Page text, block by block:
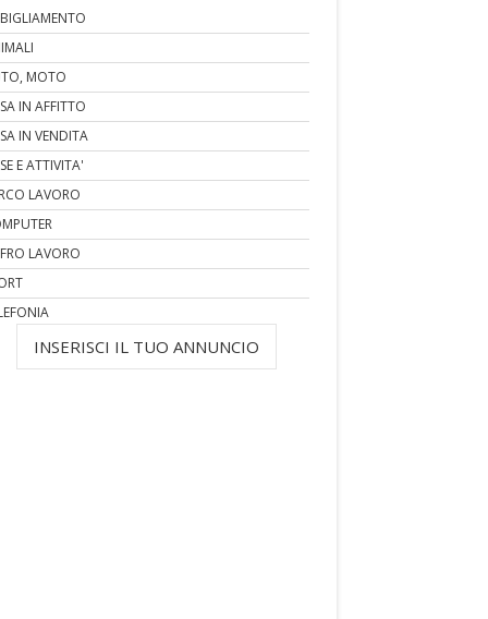
MOTO
IN AFFITTO
IN VENDITA
E ATTIVITA'
LAVORO
LAVORO
INSERISCI IL TUO ANNUNCIO